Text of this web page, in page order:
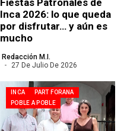
Inca 2026: lo que queda
por disfrutar… y aún es
mucho
Redacción M.I.
27 De Julio De 2026
INCA
PART FORANA
POBLE A POBLE